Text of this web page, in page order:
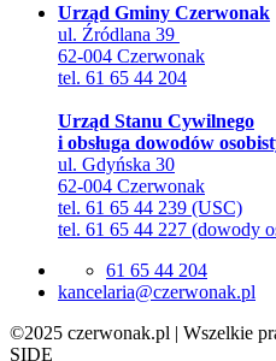
Urząd Gminy Czerwonak
ul. Źródlana 39
62-004 Czerwonak
tel. 61 65 44 204
Urząd Stanu Cywilnego
i obsługa dowodów
ul. Gdyńska 30
62-004 Czerwonak
tel. 61 65 44 239 (USC)
tel. 61 65 44 227 (dowody
61 65 44 204
lp.kanowrezc@airalecnak
©2025 czerwonak.pl | Wszelkie
SIDE